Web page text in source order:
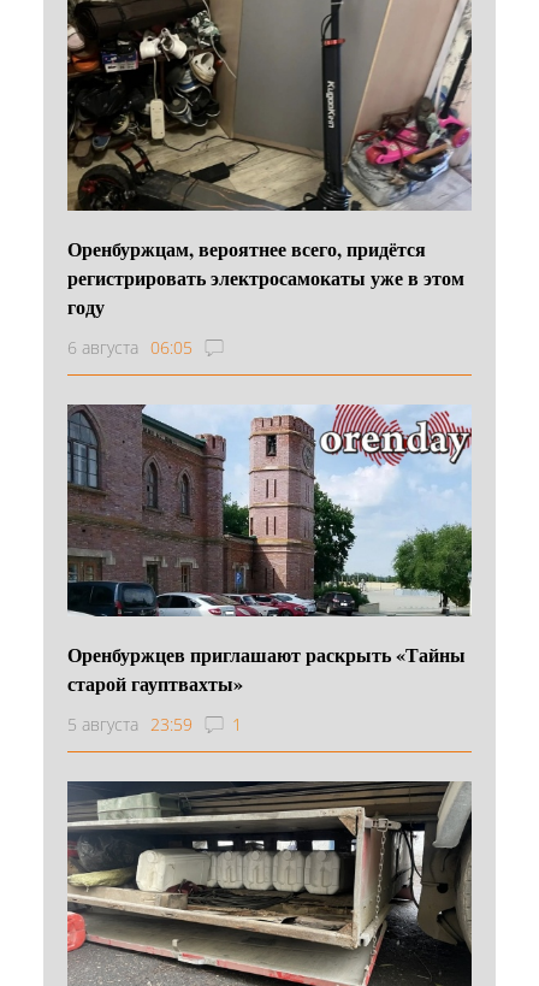
Оренбуржцам, вероятнее всего, придётся
регистрировать электросамокаты уже в этом
году
6 августа 06:05
Оренбуржцев приглашают раскрыть «Тайны
старой гауптвахты»
5 августа 23:59 1